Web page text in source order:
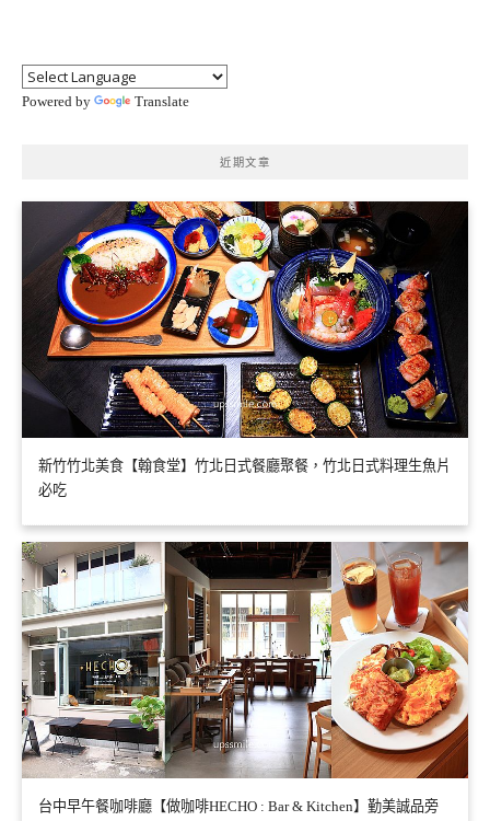
Powered by Translate
近期文章
新竹竹北美食【翰食堂】竹北日式餐廳聚餐，竹北日式料理生魚片
必吃
台中早午餐咖啡廳【做咖啡HECHO : Bar & Kitchen】勤美誠品旁